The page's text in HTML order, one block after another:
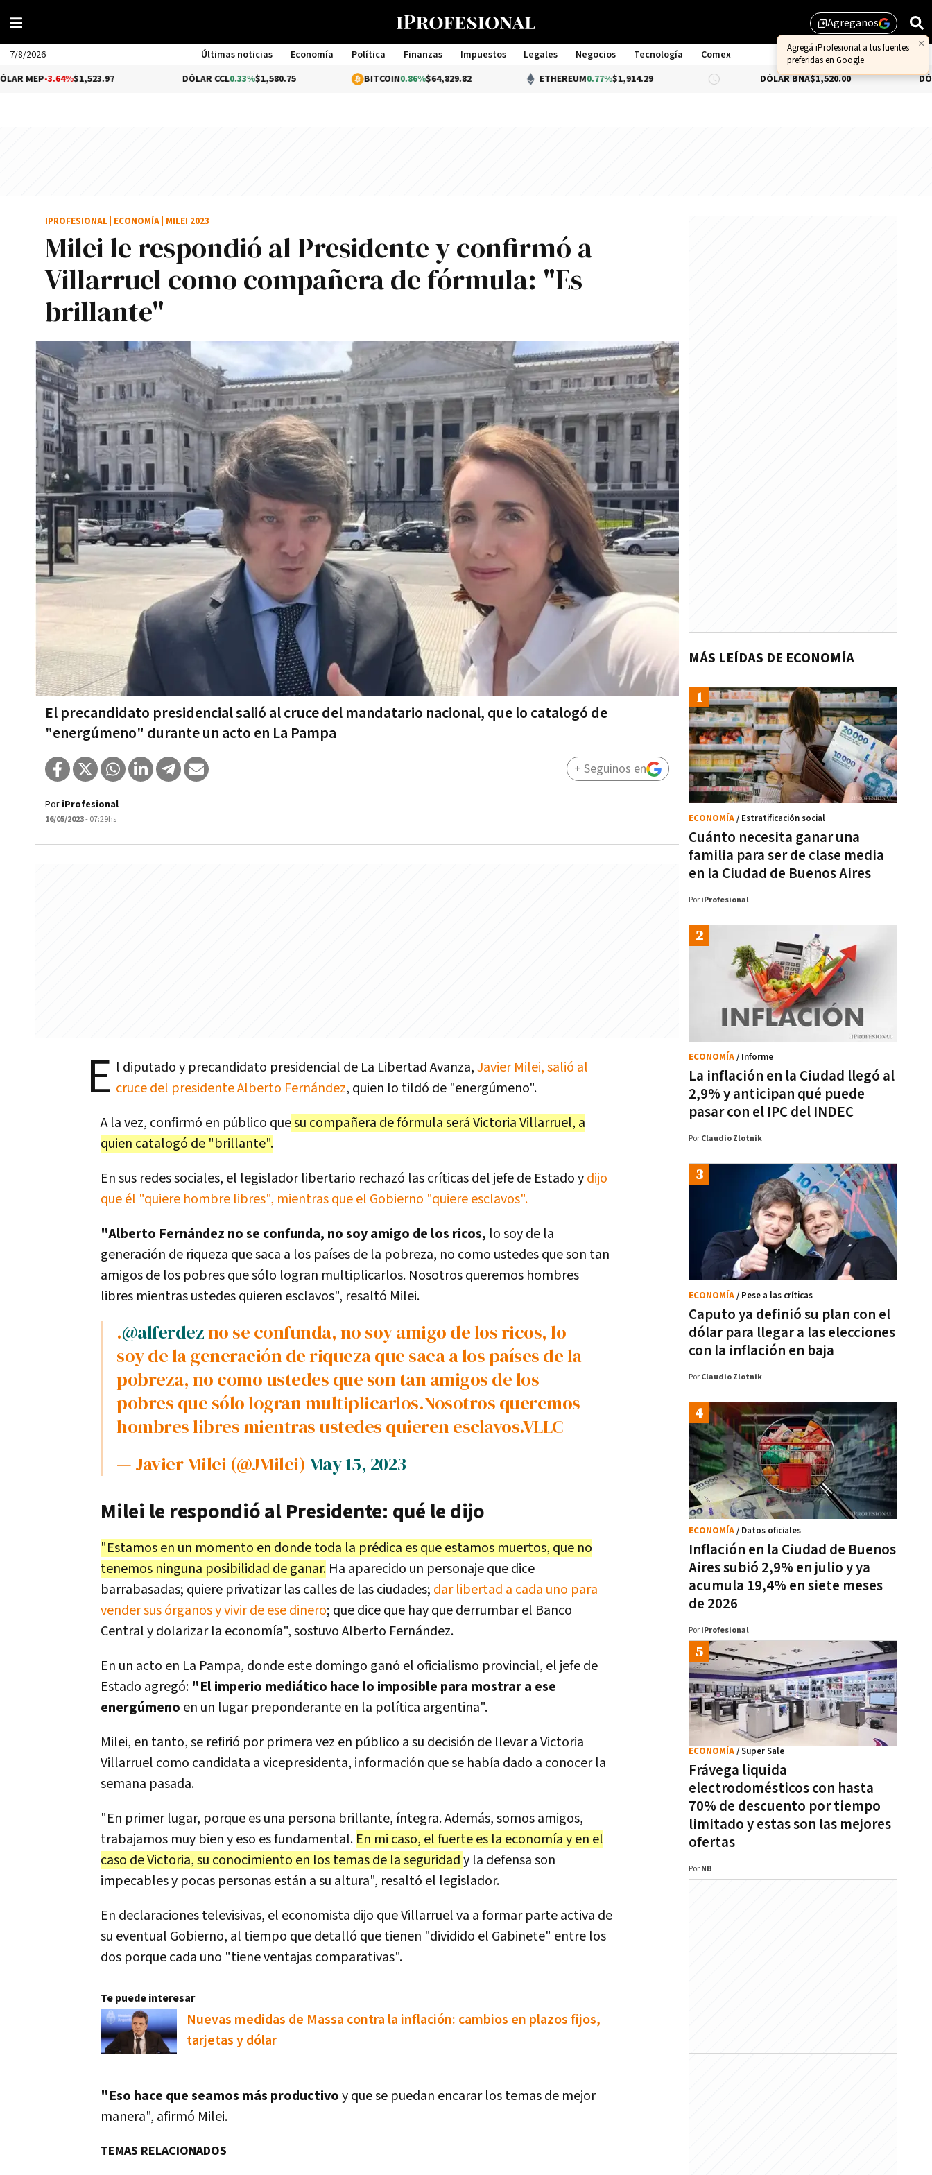
library_addAgreganos
×
Agregá iProfesional a tus fuentes
preferidas en Google
7/8/2026 Últimas noticias Economía Política Finanzas Impuestos Legales Negocios Tecnología
Comex
Management
$1,523.97 0.33%$1,580.75 0.86%$64,829.82 ETHEREUM 0.77%$1,914.29 DÓLAR BNA $1,520.00 DÓLAR BLUE-
Milei le respondió al Presidente y confirmó a
Villarruel como compañera de fórmula: "Es
brillante"
El precandidato presidencial salió al cruce del mandatario nacional, que lo catalogó de
"energúmeno" durante un acto en La Pampa
IPROFESIONAL ECONOMÍA MILEI 2023
Por iProfesional
16/05/2023- 07:29hs
+ Seguinos en
E l diputado y precandidato presidencial de La Libertad Avanza,Javier Milei, salió al
cruce del presidente Alberto Fernández, quien lo tildó de "energúmeno".
A la vez, confirmó en público quesu compañera de fórmula será Victoria Villarruel, a
quien catalogó de "brillante".
En sus redes sociales, el legislador libertario rechazó las críticas del jefe de Estado ydijo
que él "quiere hombre libres", mientras que el Gobierno "quiere esclavos".
"Alberto Fernández no se confunda, no soy amigo de los ricos, lo soy de la
generación de riqueza que saca a los países de la pobreza, no como ustedes que son tan
amigos de los pobres que sólo logran multiplicarlos. Nosotros queremos hombres
libres mientras ustedes quieren esclavos", resaltó Milei.
. @alferdezno se confunda, no soy amigo de los ricos, lo
soy de la generación de riqueza que saca a los países de la
pobreza, no como ustedes que son tan amigos de los
pobres que sólo logran multiplicarlos.Nosotros queremos
hombres libres mientras ustedes quieren esclavos.VLLC
— Javier Milei (@JMilei)May 15, 2023
Milei le respondió al Presidente: qué le dijo
"Estamos en un momento en donde toda la prédica es que estamos muertos, que no
tenemos ninguna posibilidad de ganar. Ha aparecido un personaje que dice
barrabasadas; quiere privatizar las calles de las ciudades; dar libertad a cada uno para
vender sus órganos y vivir de ese dinero; que dice que hay que derrumbar el Banco
Central y dolarizar la economía", sostuvo Alberto Fernández.
En un acto en La Pampa, donde este domingo ganó el oficialismo provincial, el jefe de
Estado agregó: "El imperio mediático hace lo imposible para mostrar a ese
energúmeno en un lugar preponderante en la política argentina".
Milei, en tanto, se refirió por primera vez en público a su decisión de llevar a Victoria
Villarruel como candidata a vicepresidenta, información que se había dado a conocer la
semana pasada.
"En primer lugar, porque es una persona brillante, íntegra. Además, somos amigos,
trabajamos muy bien y eso es fundamental. En mi caso, el fuerte es la economía y en el
caso de Victoria, su conocimiento en los temas de la seguridady la defensa son
impecables y pocas personas están a su altura", resaltó el legislador.
En declaraciones televisivas, el economista dijo que Villarruel va a formar parte activa de
su eventual Gobierno, al tiempo que detalló que tienen "dividido el Gabinete" entre los
dos porque cada uno "tiene ventajas comparativas".
Te puede interesar
Nuevas medidas de Massa contra la inflación: cambios en plazos fijos,
tarjetas y dólar
"Eso hace que seamos más productivoy que se puedan encarar los temas de mejor
manera", afirmó Milei.
TEMAS RELACIONADOS
MÁS LEÍDAS DE ECONOMÍA
Cuánto necesita ganar una
familia para ser de clase media
en la Ciudad de Buenos Aires
ECONOMÍA/ Estratificación social
Por iProfesional
La inflación en la Ciudad llegó al
2,9% y anticipan qué puede
pasar con el IPC del INDEC
ECONOMÍA/ Informe
Por Claudio Zlotnik
Caputo ya definió su plan con el
dólar para llegar a las elecciones
con la inflación en baja
ECONOMÍA/ Pese a las críticas
Por Claudio Zlotnik
Inflación en la Ciudad de Buenos
Aires subió 2,9% en julio y ya
acumula 19,4% en siete meses
de 2026
ECONOMÍA/ Datos oficiales
Por iProfesional
Frávega liquida
electrodomésticos con hasta
70% de descuento por tiempo
limitado y estas son las mejores
ofertas
ECONOMÍA/ Super Sale
Por NB